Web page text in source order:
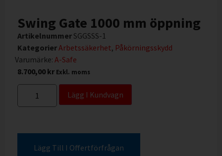
Swing Gate 1000 mm öppning
Artikelnummer SGGSSS-1
KategorierArbetssäkerhet, Påkörningsskydd
Varumärke: A-Safe
8.700,00 kr Exkl. moms
Lägg I Kundvagn
Lägg Till I Offertförfrågan